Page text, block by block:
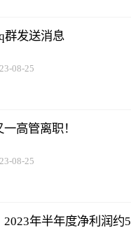
群发送消息
08-25
高管离职！
08-25
2023年半年度净利润约